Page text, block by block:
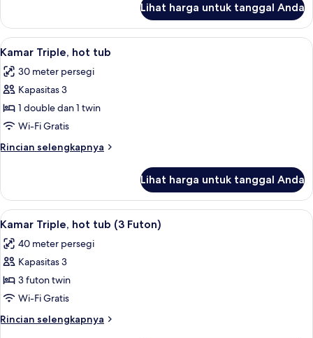
Tidur
Double
Kamar
Double
Standar,
Tempat
Tidur
Lihat harga untuk tanggal Anda
Lihat
semua
foto
untuk
Kamar
Triple,
hot
tub
Kamar Triple, hot tub | Seprai
10
Kamar Triple, hot tub
30 meter persegi
Kapasitas 3
1 double dan 1 twin
Wi-Fi Gratis
Rincian selengkapnya
Rincian
Kamar
Triple,
hot
Lihat harga untuk tanggal Anda
Lihat
semua
foto
untuk
Kamar
Triple,
hot
tub
Kamar Triple, hot tub (3 Futon) |
10
Kamar Triple, hot tub (3 Futon)
40 meter persegi
Kapasitas 3
3 futon twin
Wi-Fi Gratis
Rincian selengkapnya
Rincian